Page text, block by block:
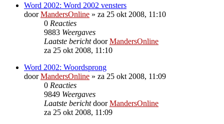
Word 2002: Word 2002 vensters
doorMandersOnline » za 25 okt 2008, 11:10
0 Reacties
9883 Weergaves
Laatste berichtdoorMandersOnline
za 25 okt 2008, 11:10
Word 2002: Woordsprong
doorMandersOnline » za 25 okt 2008, 11:09
0 Reacties
9849 Weergaves
Laatste berichtdoorMandersOnline
za 25 okt 2008, 11:09